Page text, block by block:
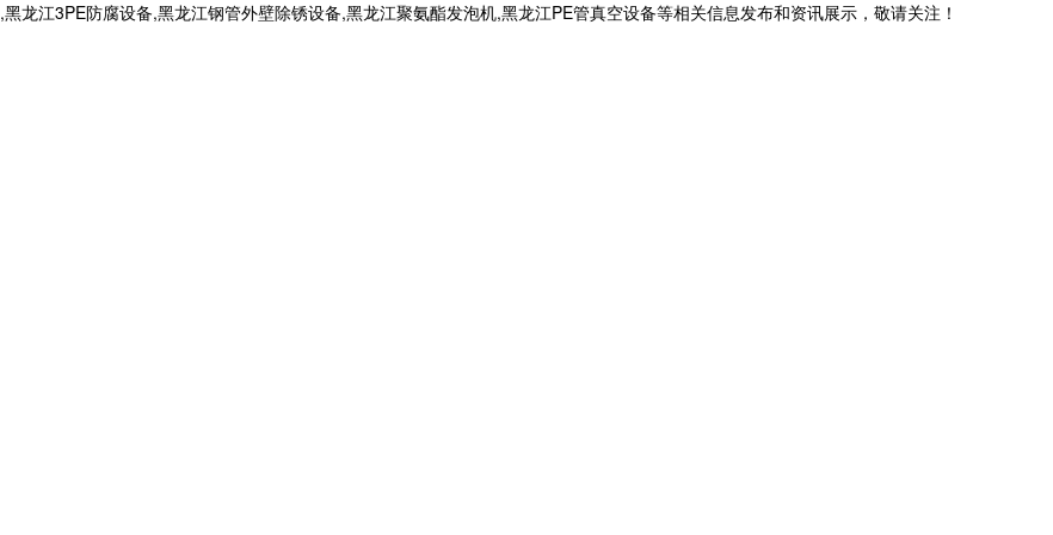
,黑龙江3PE防腐设备,黑龙江钢管外壁除锈设备,黑龙江聚氨酯发泡机,黑龙江PE管真空设备等相关信息发布和资讯展示，敬请关注！